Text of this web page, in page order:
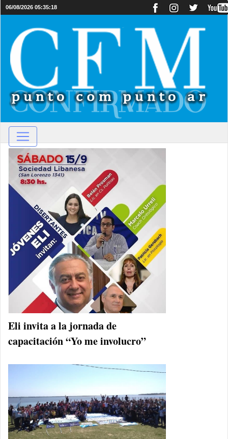
06/08/2026 05:35:18
Eli invita a la jornada de
capacitación “Yo me involucro”